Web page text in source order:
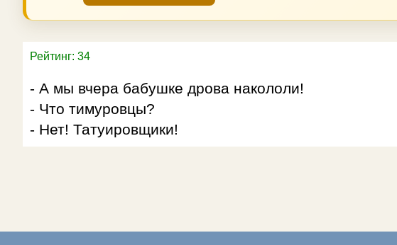
Рейтинг: 34
- А мы вчера бабушке дрова накололи!
- Что тимуровцы?
- Нет! Татуировщики!